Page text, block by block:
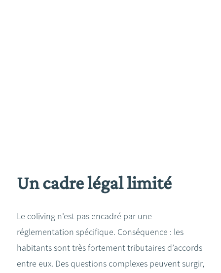
Un cadre légal limité
Le coliving n'est pas encadré par une
réglementation spécifique. Conséquence : les
habitants sont très fortement tributaires d’accords
entre eux. Des questions complexes peuvent surgir,